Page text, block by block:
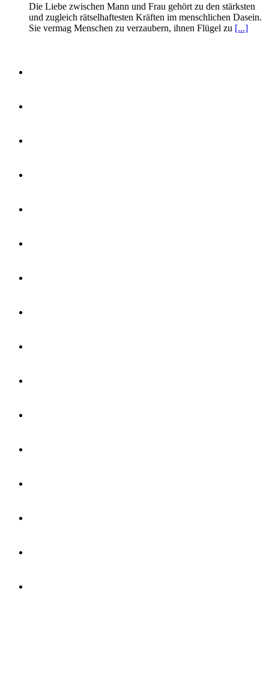
Die Liebe zwischen Mann und Frau gehört zu den stärksten
und zugleich rätselhaftesten Kräften im menschlichen Dasein.
Sie vermag Menschen zu verzaubern, ihnen Flügel zu [...]